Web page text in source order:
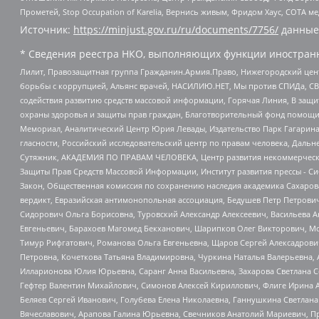
Прометей, Stop Occupation of Karelia, Вернись живым, Фридом Хаус, СОТА
Источник: https://minjust.gov.ru/ru/documents/7756/
* Сведения реестра НКО, выполняющих функции
Лилит, Правозащитная группа Гражданин.Армия.Право, Нижегородский
борьбы с коррупцией, Альянс врачей, НАСИЛИЮ.НЕТ, Мы против СПИДа,
содействия развитию средств массовой информации, Горячая Линия, В
охраны здоровья и защиты прав граждан, Благотворительный фонд
Мемориал, Аналитический Центр Юрия Левады, Издательство Парк
гласности, Российский исследовательский центр по правам человека,
Сутяжник, АКАДЕМИЯ ПО ПРАВАМ ЧЕЛОВЕКА, Центр развития
Защиты Прав Средств Массовой Информации, Институт развития прессы -
Закон, Общественная комиссия по сохранению наследия академика
вердикт, Евразийская антимонопольная ассоциация, Бедушев Петр
Сидорович Ольга Борисовна, Туровский Александр Алексеевич,
Евгеньевич, Барахоев Магомед Бекханович, Шарипков Олег Викторович,
Тимур Рифгатович, Романова Ольга Евгеньевна, Щаров Сергей
Петровна, Кочеткова Татьяна Владимировна, Чуркина Наталья
Илларионова Юлия Юрьевна, Саранг Анна Васильевна, Захарова
Гефтер Валентин Михайлович, Симонов Алексей Кириллович, Флиге
Беляев Сергей Иванович, Голубева Елена Николаевна, Ганнушкина
Вячеславович, Арапова Галина Юрьевна, Свечников Анатолий Мариевич,